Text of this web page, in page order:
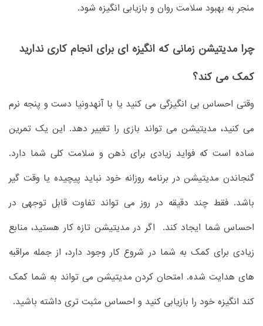
منجر به بهبود سلامت روان و بازیابی انگیزه شود.
چرا مدیتیشن زمانی که انگیزه ای برای انجام کاری ندارید
کمک می کند؟
وقتی احساس بی انگیزگی می کنید یا با آنهدونیا دست و پنجه نرم
می کنید، مدیتیشن می تواند بازی را تغییر دهد. این یک تمرین
ساده است که فواید زیادی برای ذهن و سلامت کلی شما دارد.
گنجاندن مدیتیشن در برنامه روزانه خود نباید پیچیده یا وقت گیر
باشد. فقط چند دقیقه در روز می تواند تفاوت قابل توجهی در
احساس شما ایجاد کند. اگر در مدیتیشن تازه کار هستید، منابع
زیادی برای کمک به شما در شروع کار وجود دارد، از جمله مراقبه
های هدایت شده. امتحان کردن مدیتیشن می تواند به شما کمک
کند انگیزه خود را بازیابی کنید و احساس مثبت تری داشته باشید.